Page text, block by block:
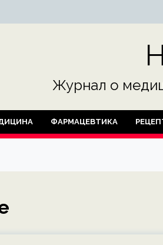
Журнал о
ФАРМАЦЕВТИКА